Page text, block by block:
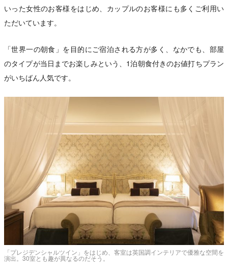
いった女性のお客様をはじめ、カップルのお客様にも多くご利用い
ただいています。
「世界一の朝食」を目的にご宿泊される方が多く、なかでも、部屋
のタイプが当日までお楽しみという、1泊朝食付きのお値打ちプラン
がいちばん人気です。
「プレジデンシャルツイン」をはじめ、客室は英国調インテリアで優雅な空間を
演出。30室とも趣が異なるのだそう。